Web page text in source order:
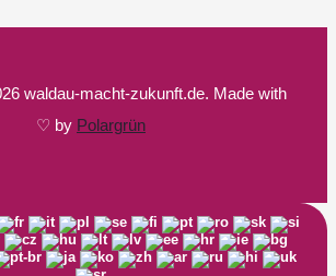
waldau-macht-zukunft.de. Made with
♡ by Polargrün